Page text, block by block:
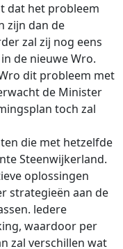
dat het probleem
zijn dan de
zal zij nog eens
de nieuwe Wro.
dit probleem met
de Minister
toch zal
die met hetzelfde
Steenwijkerland.
oplossingen
strategieën aan de
ledere
waardoor per
zal verschillen wat